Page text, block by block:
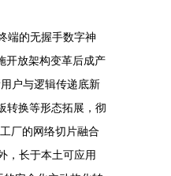
端的无握手数字神
开放架构变革后成产
户与逻辑传递底新
转换等形态拓展，彻
厂的网络切片融合
，长于本土可应用